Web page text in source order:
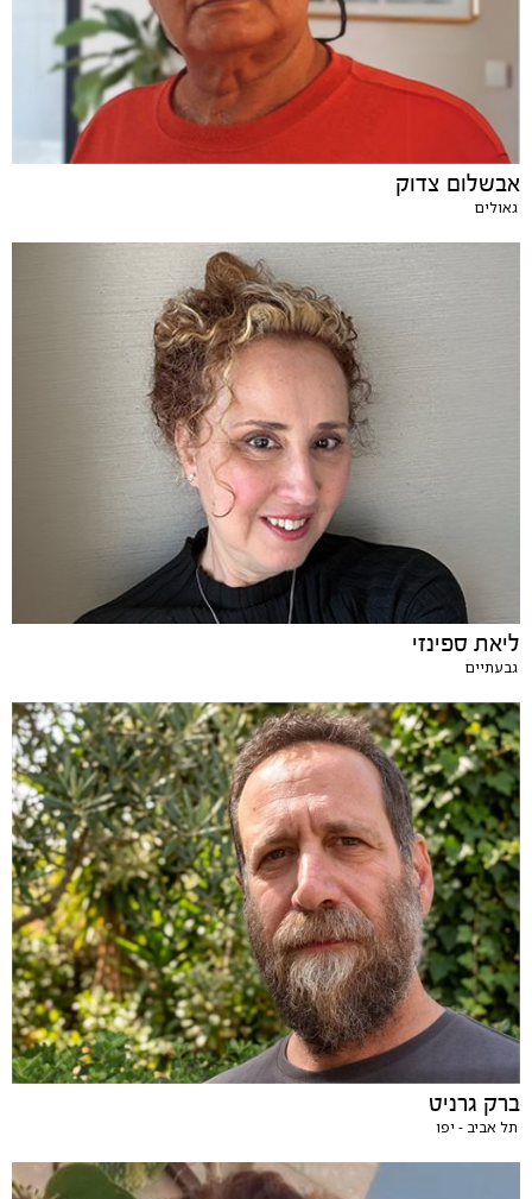
אבשלום צדוק
גאולים
ליאת ספינזי
גבעתיים
ברק גרניט
תל אביב - יפו